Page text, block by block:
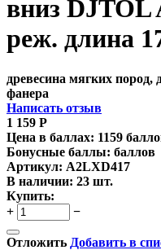
вниз
реж. длина
древесина мягких
фанера
Написать отзыв
1 159 Р
Цена в баллах: 1159
Бонусные баллы: баллов
Артикул: A2LXD417
В наличии: 23 шт.
Купить:
+
−
Отложить Добавить в